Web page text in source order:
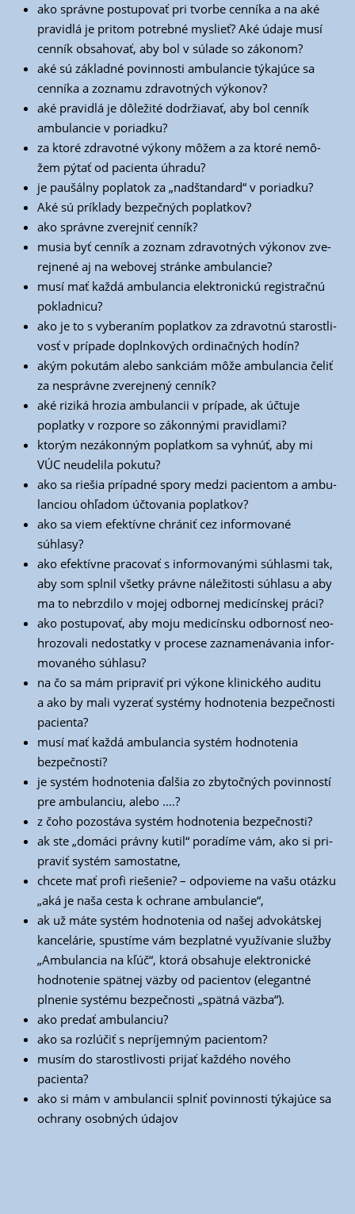
ako správ­ne postu­po­vať pri tvor­be cen­ní­ka a na aké
pra­vid­lá je pri­tom potreb­né mys­lieť? Aké úda­je musí
cen­ník obsa­ho­vať, aby bol v súla­de so zákonom?
aké sú základ­né povin­nos­ti ambu­lan­cie týka­jú­ce sa
cen­ní­ka a zozna­mu zdra­vot­ných výkonov?
aké pra­vid­lá je dôle­ži­té dodr­žia­vať, aby bol cen­ník
ambu­lan­cie v poriadku?
za kto­ré zdra­vot­né výko­ny môžem a za kto­ré nemô­
žem pýtať od pacien­ta úhradu?
je pau­šál­ny popla­tok za „nadš­tan­dard“ v poriadku?
Aké sú prí­kla­dy bez­peč­ných poplatkov?
ako správ­ne zve­rej­niť cenník?
musia byť cen­ník a zoznam zdra­vot­ných výko­nov zve­
rej­ne­né aj na webo­vej strán­ke ambulancie?
musí mať kaž­dá ambu­lan­cia elek­tro­nic­kú regis­trač­nú
pokladnicu?
ako je to s vybe­ra­ním poplat­kov za zdra­vot­nú sta­rost­li­
vosť v prí­pa­de dopl­n­ko­vých ordi­nač­ných hodín?
akým poku­tám ale­bo san­kciám môže ambu­lan­cia čeliť
za nespráv­ne zve­rej­ne­ný cenník?
aké rizi­ká hro­zia ambu­lan­cii v prí­pa­de, ak účtu­je
poplat­ky v roz­po­re so zákon­ný­mi pravidlami?
kto­rým nezá­kon­ným poplat­kom sa vyhnúť, aby mi
VÚC neude­li­la pokutu?
ako sa rie­šia prí­pad­né spo­ry medzi pacien­tom a ambu­
lan­ci­ou ohľa­dom účto­va­nia poplatkov?
ako sa viem efek­tív­ne chrá­niť cez infor­mo­va­né
súhlasy?
ako efek­tív­ne pra­co­vať s infor­mo­va­ný­mi súhlas­mi tak,
aby som spl­nil všet­ky práv­ne nále­ži­tos­ti súhla­su a aby
ma to nebrz­di­lo v mojej odbor­nej medi­cín­skej práci?
ako postu­po­vať, aby moju medi­cín­sku odbor­nosť neo­
hro­zo­va­li nedos­tat­ky v pro­ce­se zazna­me­ná­va­nia infor­
mo­va­né­ho súhlasu?
na čo sa mám pri­pra­viť pri výko­ne kli­nic­ké­ho audi­tu
a ako by mali vyze­rať sys­té­my hod­no­te­nia bez­peč­nos­ti
pacienta?
musí mať kaž­dá ambu­lan­cia sys­tém hod­no­te­nia
bezpečnosti?
je sys­tém hod­no­te­nia ďal­šia zo zby­toč­ných povin­nos­tí
pre ambu­lan­ciu, alebo ….?
z čoho pozos­tá­va sys­tém hod­no­te­nia bezpečnosti?
ak ste „domá­ci práv­ny kutil“ pora­dí­me vám, ako si pri­
pra­viť sys­tém samostatne,
chce­te mať pro­fi rie­še­nie? – odpo­vie­me na vašu otáz­ku
„aká je naša ces­ta k ochra­ne ambulancie“,
ak už máte sys­tém hod­no­te­nia od našej advo­kát­skej
kan­ce­lá­rie, spus­tí­me vám bez­plat­né využí­va­nie služ­by
„Ambu­lan­cia na kľúč“, kto­rá obsa­hu­je elek­tro­nic­ké
hod­no­te­nie spät­nej väz­by od pacien­tov (ele­gant­né
plne­nie sys­té­mu bez­peč­nos­ti „spät­ná väzba“).
ako pre­dať ambulanciu?
ako sa roz­lú­čiť s neprí­jem­ným pacientom?
musím do sta­rost­li­vos­ti pri­jať kaž­dé­ho nové­ho
pacienta?
ako si mám v ambu­lan­cii spl­niť povin­nos­ti týka­jú­ce sa
ochra­ny osob­ných údajov